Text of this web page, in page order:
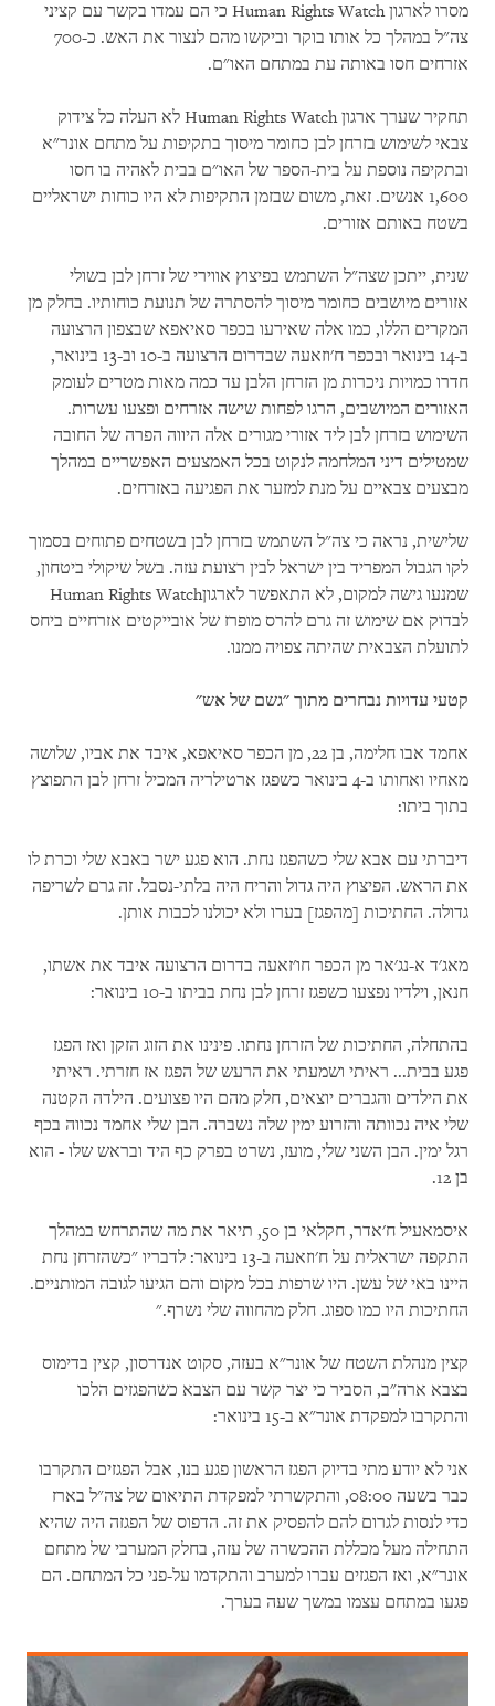
מסרו לארגון Human Rights Watch כי הם עמדו בקשר עם קציני
צה"ל במהלך כל אותו בוקר וביקשו מהם לנצור את האש. כ-700
אזרחים חסו באותה עת במתחם האו"ם.
תחקיר שערך ארגון Human Rights Watch לא העלה כל צידוק
צבאי לשימוש בזרחן לבן כחומר מיסוך בתקיפות על מתחם אונר"א
ובתקיפה נוספת על בית-הספר של האו"ם בבית לאהיה בו חסו
1,600 אנשים. זאת, משום שבזמן התקיפות לא היו כוחות ישראליים
בשטח באותם אזורים.
שנית, ייתכן שצה"ל השתמש בפיצוץ אווירי של זרחן לבן בשולי
אזורים מיושבים כחומר מיסוך להסתרה של תנועת כוחותיו. בחלק מן
המקרים הללו, כמו אלה שאירעו בכפר סאיאפא שבצפון הרצועה
ב-14 בינואר ובכפר ח'וזאעה שבדרום הרצועה ב-10 וב-13 בינואר,
חדרו כמויות ניכרות מן הזרחן הלבן עד כמה מאות מטרים לעומק
האזורים המיושבים, הרגו לפחות שישה אזרחים ופצעו עשרות.
השימוש בזרחן לבן ליד אזורי מגורים אלה היווה הפרה של החובה
שמטילים דיני המלחמה לנקוט בכל האמצעים האפשריים במהלך
מבצעים צבאיים על מנת למזער את הפגיעה באזרחים.
שלישית, נראה כי צה"ל השתמש בזרחן לבן בשטחים פתוחים בסמוך
לקו הגבול המפריד בין ישראל לבין רצועת עזה. בשל שיקולי ביטחון,
שמנעו גישה למקום, לא התאפשר לארגוןHuman Rights Watch
לבדוק אם שימוש זה גרם להרס מופרז של אובייקטים אזרחיים ביחס
לתועלת הצבאית שהיתה צפויה ממנו.
קטעי עדויות נבחרים מתוך "גשם של אש"
אחמד אבו חלימה, בן 22, מן הכפר סאיאפא, איבד את אביו, שלושה
מאחיו ואחותו ב-4 בינואר כשפגז ארטילריה המכיל זרחן לבן התפוצץ
בתוך ביתו:
דיברתי עם אבא שלי כשהפגז נחת. הוא פגע ישר באבא שלי וכרת לו
את הראש. הפיצוץ היה גדול והריח היה בלתי-נסבל. זה גרם לשריפה
גדולה. החתיכות [מהפגז] בערו ולא יכולנו לכבות אותן.
מאג'ד א-נג'אר מן הכפר חו'זאעה בדרום הרצועה איבד את אשתו,
חנאן, וילדיו נפצעו כשפגז זרחן לבן נחת בביתו ב-10 בינואר:
בהתחלה, החתיכות של הזרחן נחתו. פינינו את הזוג הזקן ואז הפגז
פגע בבית... ראיתי ושמעתי את הרעש של הפגז אז חזרתי. ראיתי
את הילדים והגברים יוצאים, חלק מהם היו פצועים. הילדה הקטנה
שלי איה נכוותה והזרוע ימין שלה נשברה. הבן שלי אחמד נכווה בכף
רגל ימין. הבן השני שלי, מועז, נשרט בפרק כף היד ובראש שלו - הוא
בן 12.
איסמאעיל ח'אדר, חקלאי בן 50, תיאר את מה שהתרחש במהלך
התקפה ישראלית על ח'וזאעה ב-13 בינואר: לדבריו "כשהזרחן נחת
היינו באי של עשן. היו שרפות בכל מקום והם הגיעו לגובה המותניים.
החתיכות היו כמו ספוג. חלק מהחווה שלי נשרף."
קצין מנהלת השטח של אונר"א בעזה, סקוט אנדרסון, קצין בדימוס
בצבא ארה"ב, הסביר כי יצר קשר עם הצבא כשהפגזים הלכו
והתקרבו למפקדת אונר"א ב-15 בינואר:
אני לא יודע מתי בדיוק הפגז הראשון פגע בנו, אבל הפגזים התקרבו
כבר בשעה 08:00, והתקשרתי למפקדת התיאום של צה"ל בארז
כדי לנסות לגרום להם להפסיק את זה. הדפוס של הפגזה היה שהיא
התחילה מעל מכללת ההכשרה של עזה, בחלק המערבי של מתחם
אונר"א, ואז הפגזים עברו למערב והתקדמו על-פני כל המתחם. הם
פגעו במתחם עצמו במשך שעה בערך.